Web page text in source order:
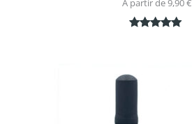
À partir de 9,90€
notation